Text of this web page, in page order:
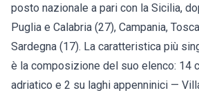
posto nazionale a pari con la Sicilia,
Puglia e Calabria (27), Campania,
Sardegna (17). La caratteristica più
è la composizione del suo elenco: 14
adriatico e 2 su laghi appenninici —